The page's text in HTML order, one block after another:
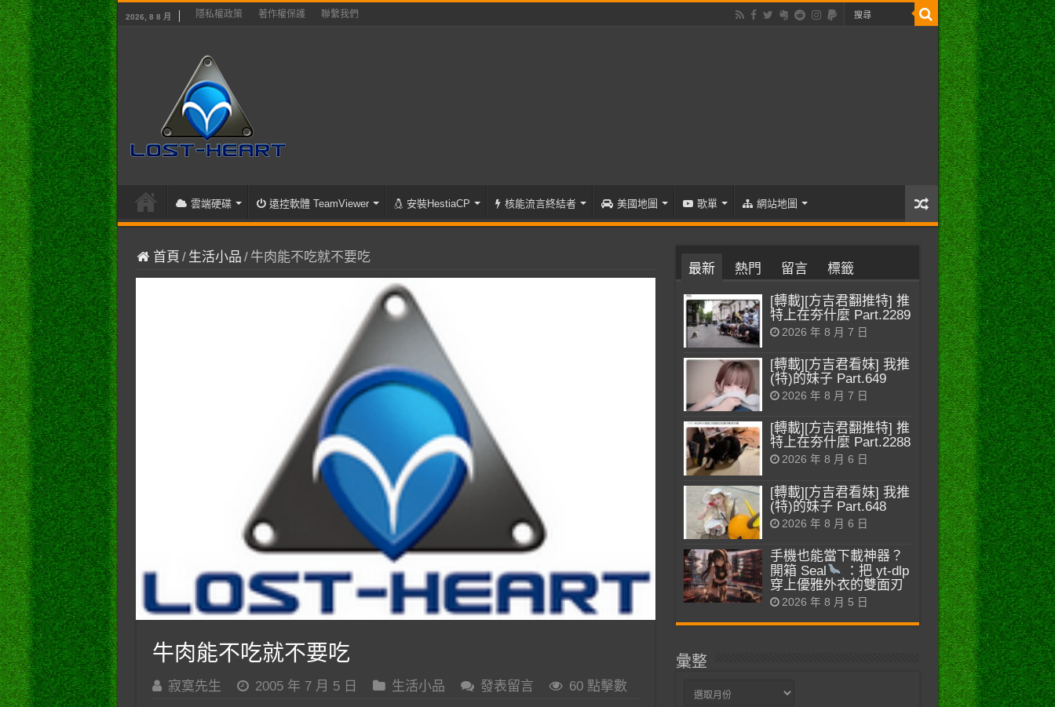
2026, 8 8 月 隱私權政策 著作權保護 聯繫我們
雲端硬碟 遠控軟體 TeamViewer 安裝HestiaCP 核能流言終結者 美國地圖 歌單 網站地圖
首頁 / 生活小品 / 牛肉能不吃就不要吃
牛肉能不吃就不要吃
寂寞先生 2005 年 7 月 5 日 生活小品 發表留言 60 點擊數
最新 熱門 留言 標籤
[轉載][方吉君翻推特] 推
特上在夯什麼 Part.2289
2026 年 8 月 7 日
[轉載][方吉君看妹] 我推
(特)的妹子 Part.649
2026 年 8 月 7 日
[轉載][方吉君翻推特] 推
特上在夯什麼 Part.2288
2026 年 8 月 6 日
[轉載][方吉君看妹] 我推
(特)的妹子 Part.648
2026 年 8 月 6 日
手機也能當下載神器？
開箱 Seal
：把 yt-dlp
穿上優雅外衣的雙面刃
2026 年 8 月 5 日
彙整
彙